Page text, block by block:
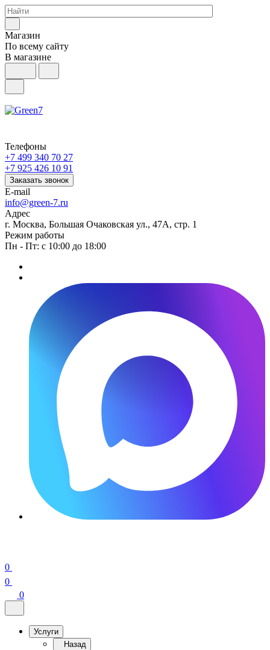
Магазин
По всему сайту
В магазине
Телефоны
+7 499 340 70 27
+7 925 426 10 91
Заказать звонок
E-mail
info@green-7.ru
Адрес
г. Москва, Большая Очаковская ул., 47А, стр. 1
Режим работы
Пн - Пт: с 10:00 до 18:00
0
0
0
Услуги
Назад